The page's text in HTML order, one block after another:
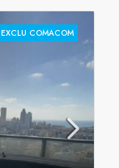
EXCLU COMACOM